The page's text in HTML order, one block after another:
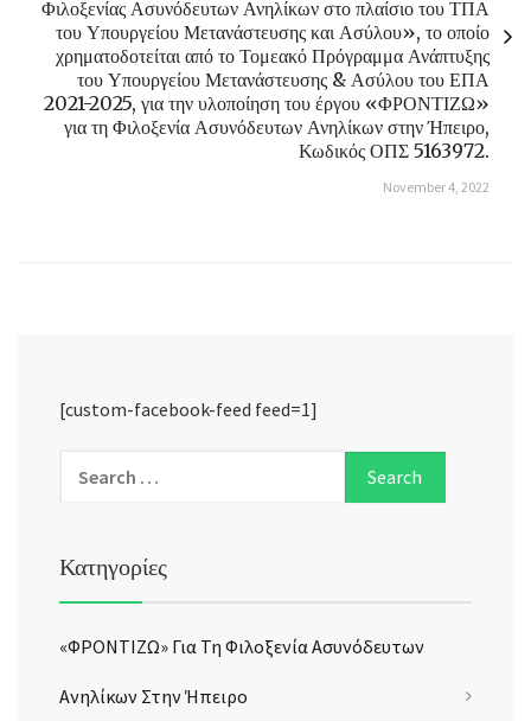
Φιλοξενίας Ασυνόδευτων Ανηλίκων στο πλαίσιο του ΤΠΑ
του Υπουργείου Μετανάστευσης και Ασύλου», το οποίο
χρηματοδοτείται από το Τομεακό Πρόγραμμα Ανάπτυξης
του Υπουργείου Μετανάστευσης & Ασύλου του ΕΠΑ
2021-2025, για την υλοποίηση του έργου «ΦΡΟΝΤΙΖΩ»
για τη Φιλοξενία Ασυνόδευτων Ανηλίκων στην Ήπειρο,
Κωδικός ΟΠΣ 5163972.
November 4, 2022
[custom-facebook-feed feed=1]
Κατηγορίες
«ΦΡΟΝΤΙΖΩ» Για Τη Φιλοξενία Ασυνόδευτων
Ανηλίκων Στην Ήπειρο